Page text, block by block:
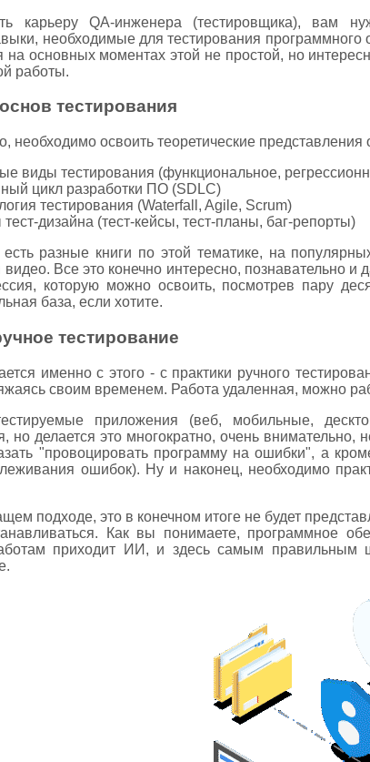
карьеру QA-инженера (тестировщика), вам
необходимые для тестирования программного
на основных моментах этой не простой, но
работы.
тестирования
необходимо освоить теоретические
виды тестирования (функциональное,
цикл разработки ПО (SDLC)
тестирования (Waterfall, Agile, Scrum)
дизайна (тест-кейсы, тест-планы, баг-репорты)
есть разные книги по этой тематике, на
Все это конечно интересно, познавательно и
которую можно освоить, посмотрев пару
база, если хотите.
тестирование
именно с этого - с практики ручного
своим временем. Работа удаленная, можно
приложения (веб, мобильные,
но делается это многократно, очень
"провоцировать программу на ошибки", а
ошибок). Ну и наконец, необходимо
подходе, это в конечном итоге не будет
Как вы понимаете, программное
приходит ИИ, и здесь самым правильным